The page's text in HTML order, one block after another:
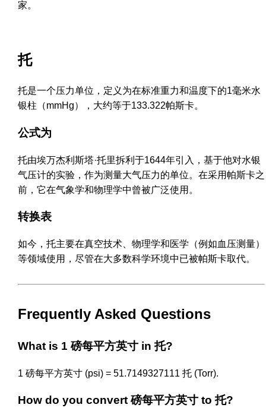
家。
托
托是一个压力单位，定义为在标准重力和温度下的1毫米水
银柱（mmHg），大约等于133.322帕斯卡。
公式为
托由埃万杰利斯塔·托里拆利于1644年引入，基于他对水银
气压计的实验，作为测量大气压力的单位。在采用帕斯卡之
前，它在气象学和物理学中曾被广泛使用。
转换表
如今，托主要在真空技术、物理学和医学（例如血压测量）
等领域使用，尽管在大多数科学环境中已被帕斯卡取代。
Frequently Asked Questions
What is 1 磅每平方英寸 in 托?
1 磅每平方英寸 (psi) = 51.7149327111 托 (Torr).
How do you convert 磅每平方英寸 to 托?